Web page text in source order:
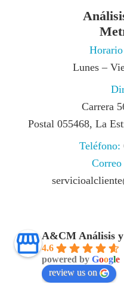
Lunes –
Carrera
Postal 055468, La
Teléfono:
A&CM Análisis
4.6
powered by Google
review us on